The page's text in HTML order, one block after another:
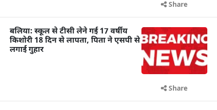
Share
बलिया: स्कूल से टीसी लेने गई 17 वर्षीय
किशोरी 18 दिन से लापता, पिता ने एसपी से
लगाई गुहार
Share